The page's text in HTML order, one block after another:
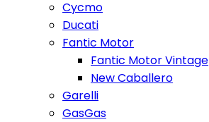
Cycmo
Ducati
Fantic Motor
Fantic Motor Vintage
New Caballero
Garelli
GasGas